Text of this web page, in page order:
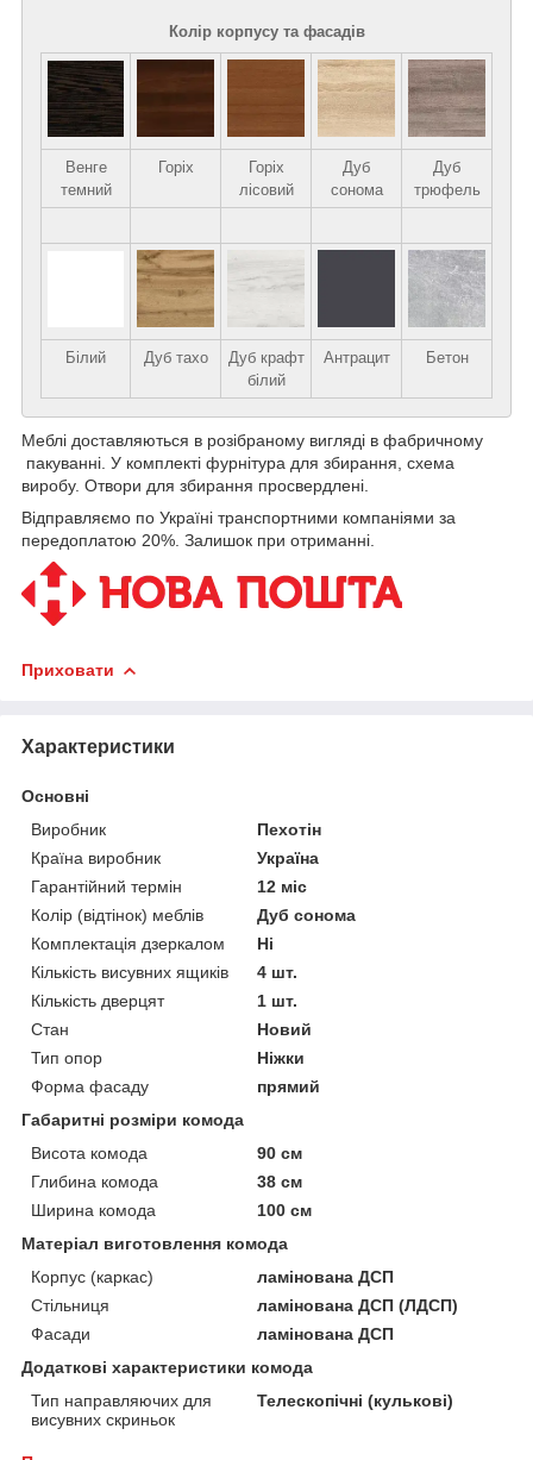
Колір корпусу та фасадів
Венге
темний
Горіх
Горіх
лісовий
Дуб
сонома
Дуб
трюфель
Білий Дуб тахо
Дуб крафт
білий
Антрацит Бетон
Меблі доставляються в розібраному вигляді в фабричному
пакуванні. У комплекті фурнітура для збирання, схема
виробу. Отвори для збирання просвердлені.
Відправляємо по Україні транспортними компаніями за
передоплатою 20%. Залишок при отриманні.
Приховати
Характеристики
Основні
Виробник
Пехотін
Країна виробник
Україна
Гарантійний термін
12 міс
Колір (відтінок) меблів
Дуб сонома
Комплектація дзеркалом
Ні
Кількість висувних ящиків
4 шт.
Кількість дверцят
1 шт.
Стан
Новий
Тип опор
Ніжки
Форма фасаду
прямий
Габаритні розміри комода
Висота комода
90 см
Глибина комода
38 см
Ширина комода
100 см
Матеріал виготовлення комода
Корпус (каркас)
ламінована ДСП
Стільниця
ламінована ДСП (ЛДСП)
Фасади
ламінована ДСП
Додаткові характеристики комода
Тип направляючих для
висувних скриньок
Телескопічні (кулькові)